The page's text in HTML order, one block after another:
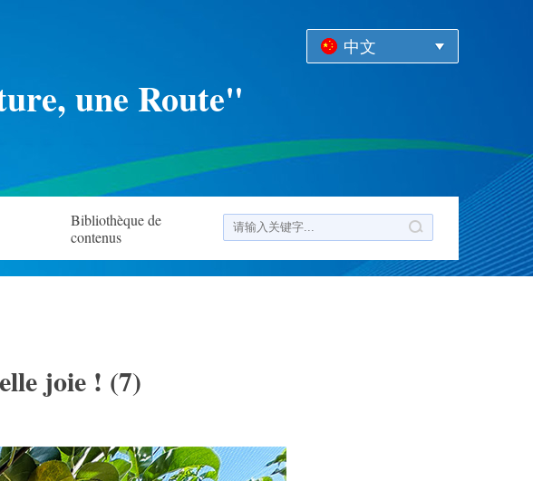
中文
une Route"
Bibliothèque de
contenus
joie ! (7)